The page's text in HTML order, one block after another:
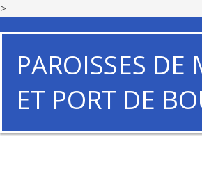
>
PAROISSES DE
ET PORT DE